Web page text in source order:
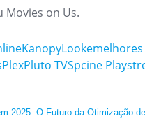
Movies on Us.
KanopyLooke
PlexPluto TVSpcine Play
2025: O Futuro da Otimização